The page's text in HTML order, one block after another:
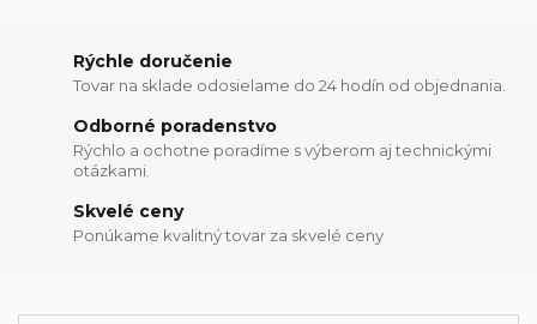
Rýchle doručenie
Tovar na sklade odosielame do 24 hodín od objednania.
Odborné poradenstvo
Rýchlo a ochotne poradíme s výberom aj technickými
otázkami.
Skvelé ceny
Ponúkame kvalitný tovar za skvelé ceny